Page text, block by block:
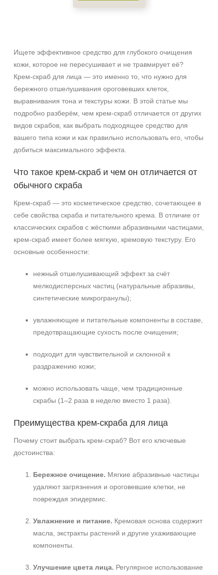
Ищете эффективное средство для глубокого очищения
кожи, которое не пересушивает и не травмирует её?
Крем‑скраб для лица — это именно то, что нужно для
бережного отшелушивания ороговевших клеток,
выравнивания тона и текстуры кожи. В этой статье мы
подробно разберём, чем крем‑скраб отличается от других
видов скрабов, как выбрать подходящее средство для
вашего типа кожи и как правильно использовать его, чтобы
добиться максимального эффекта.
Что такое крем‑скраб и чем он отличается от
обычного скраба
Крем‑скраб — это косметическое средство, сочетающее в
себе свойства скраба и питательного крема. В отличие от
классических скрабов с жёсткими абразивными частицами,
крем‑скраб имеет более мягкую, кремовую текстуру. Его
основные особенности:
нежный отшелушивающий эффект за счёт
мелкодисперсных частиц (натуральные абразивы,
синтетические микрогранулы);
увлажняющие и питательные компоненты в составе,
предотвращающие сухость после очищения;
подходит для чувствительной и склонной к
раздражению кожи;
можно использовать чаще, чем традиционные
скрабы (1–2 раза в неделю вместо 1 раза).
Преимущества крем‑скраба для лица
Почему стоит выбрать крем‑скраб? Вот его ключевые
достоинства:
Бережное очищение. Мягкие абразивные частицы
удаляют загрязнения и ороговевшие клетки, не
повреждая эпидермис.
Увлажнение и питание. Кремовая основа содержит
масла, экстракты растений и другие ухаживающие
компоненты.
Улучшение цвета лица. Регулярное использование
+7 (495) 640-58-89
+7 (929) 933-09-89